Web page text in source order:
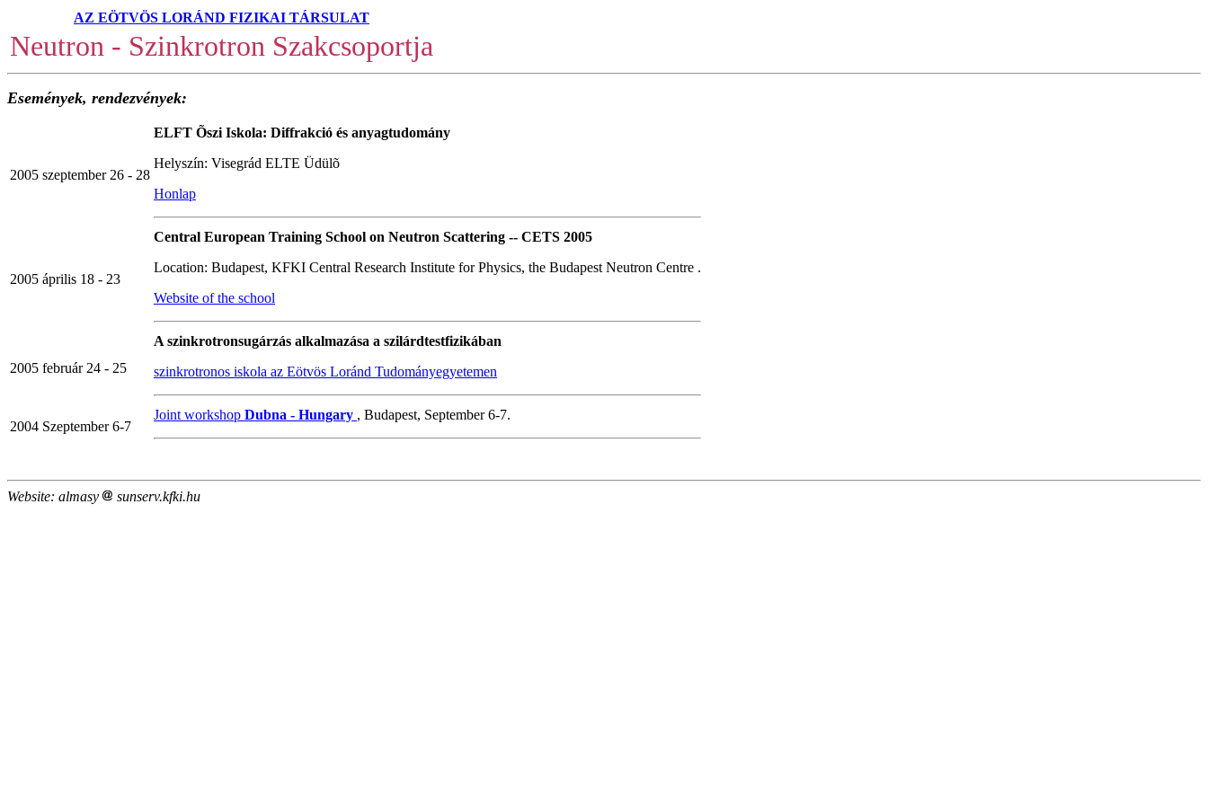
AZ EÖTVÖS LORÁND FIZIKAI TÁRSULAT
Neutron - Szinkrotron Szakcsoportja
Események, rendezvények:
2005 szeptember 26 - 28
ELFT Õszi Iskola: Diffrakció és anyagtudomány
Helyszín: Visegrád ELTE Üdülõ
Honlap
2005 április 18 - 23
Central European Training School on Neutron Scattering -- CETS 2005
Location: Budapest, KFKI Central Research Institute for Physics, the Budapest Neutron Centre .
Website of the school
2005 február 24 - 25
A szinkrotronsugárzás alkalmazása a szilárdtestfizikában
szinkrotronos iskola az Eötvös Loránd Tudományegyetemen
2004 Szeptember 6-7
Joint workshop Dubna - Hungary , Budapest, September 6-7.
Website: almasy sunserv.kfki.hu